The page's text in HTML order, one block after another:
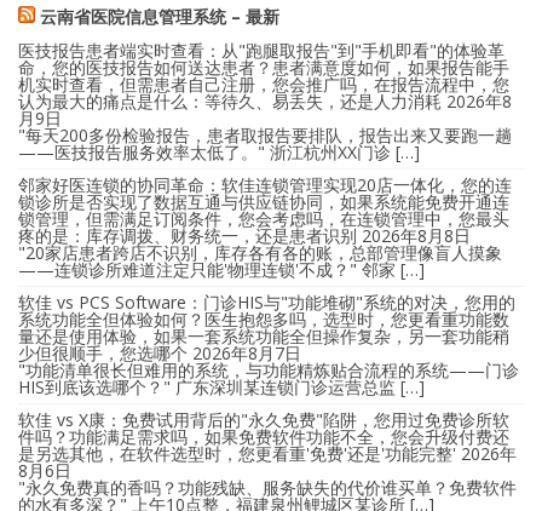
云南省医院信息管理系统 – 最新
医技报告患者端实时查看：从"跑腿取报告"到"手机即看"的体验革
命，您的医技报告如何送达患者？患者满意度如何，如果报告能手
机实时查看，但需患者自己注册，您会推广吗，在报告流程中，您
认为最大的痛点是什么：等待久、易丢失，还是人力消耗 2026年8
月9日
"每天200多份检验报告，患者取报告要排队，报告出来又要跑一趟
——医技报告服务效率太低了。" 浙江杭州XX门诊 […]
邻家好医连锁的协同革命：软佳连锁管理实现20店一体化，您的连
锁诊所是否实现了数据互通与供应链协同，如果系统能免费开通连
锁管理，但需满足订阅条件，您会考虑吗，在连锁管理中，您最头
疼的是：库存调拨、财务统一，还是患者识别 2026年8月8日
"20家店患者跨店不识别，库存各有各的账，总部管理像盲人摸象
——连锁诊所难道注定只能'物理连锁'不成？" 邻家 […]
软佳 vs PCS Software：门诊HIS与"功能堆砌"系统的对决，您用的
系统功能全但体验如何？医生抱怨多吗，选型时，您更看重功能数
量还是使用体验，如果一套系统功能全但操作复杂，另一套功能稍
少但很顺手，您选哪个 2026年8月7日
"功能清单很长但难用的系统，与功能精炼贴合流程的系统——门诊
HIS到底该选哪个？" 广东深圳某连锁门诊运营总监 […]
软佳 vs X康：免费试用背后的"永久免费"陷阱，您用过免费诊所软
件吗？功能满足需求吗，如果免费软件功能不全，您会升级付费还
是另选其他，在软件选型时，您更看重'免费'还是'功能完整' 2026年
8月6日
"永久免费真的香吗？功能残缺、服务缺失的代价谁买单？免费软件
的水有多深？" 上午10点整，福建泉州鲤城区某诊所 […]